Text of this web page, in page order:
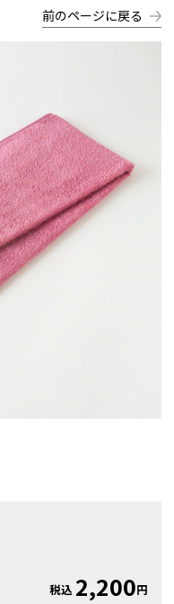
前のページに戻る
税込 2,200円